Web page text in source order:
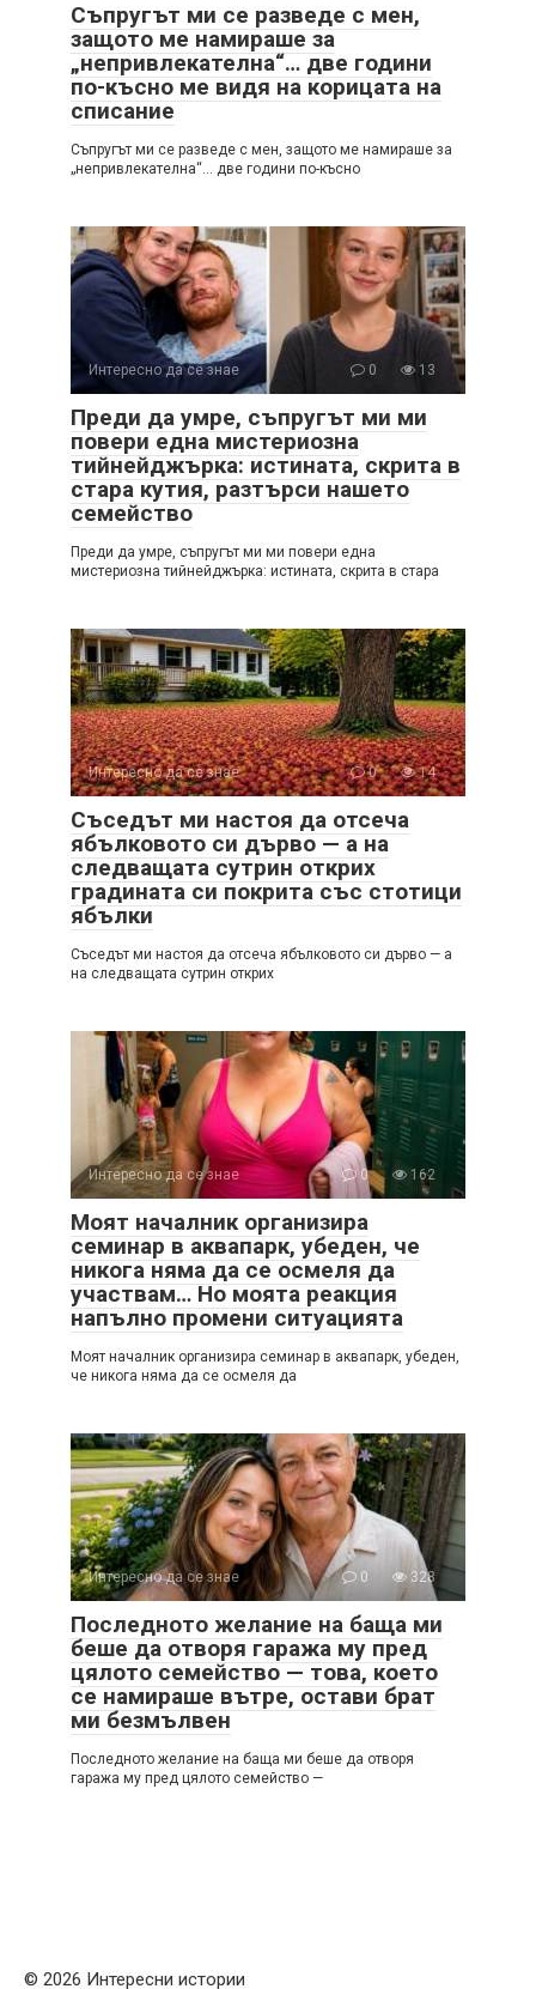
Съпругът ми се разведе с мен,
защото ме намираше за
„непривлекателна“… две години
по-късно ме видя на корицата на
списание
Съпругът ми се разведе с мен, защото ме намираше за
„непривлекателна“… две години по-късно
Интересно да се знае 0 13
Преди да умре, съпругът ми ми
повери една мистериозна
тийнейджърка: истината, скрита в
стара кутия, разтърси нашето
семейство
Преди да умре, съпругът ми ми повери една
мистериозна тийнейджърка: истината, скрита в стара
Интересно да се знае 0 14
Съседът ми настоя да отсеча
ябълковото си дърво — а на
следващата сутрин открих
градината си покрита със стотици
ябълки
Съседът ми настоя да отсеча ябълковото си дърво — а
на следващата сутрин открих
Интересно да се знае 0 162
Моят началник организира
семинар в аквапарк, убеден, че
никога няма да се осмеля да
участвам… Но моята реакция
напълно промени ситуацията
Моят началник организира семинар в аквапарк, убеден,
че никога няма да се осмеля да
Интересно да се знае 0 328
Последното желание на баща ми
беше да отворя гаража му пред
цялото семейство — това, което
се намираше вътре, остави брат
ми безмълвен
Последното желание на баща ми беше да отворя
гаража му пред цялото семейство —
© 2026 Интересни истории